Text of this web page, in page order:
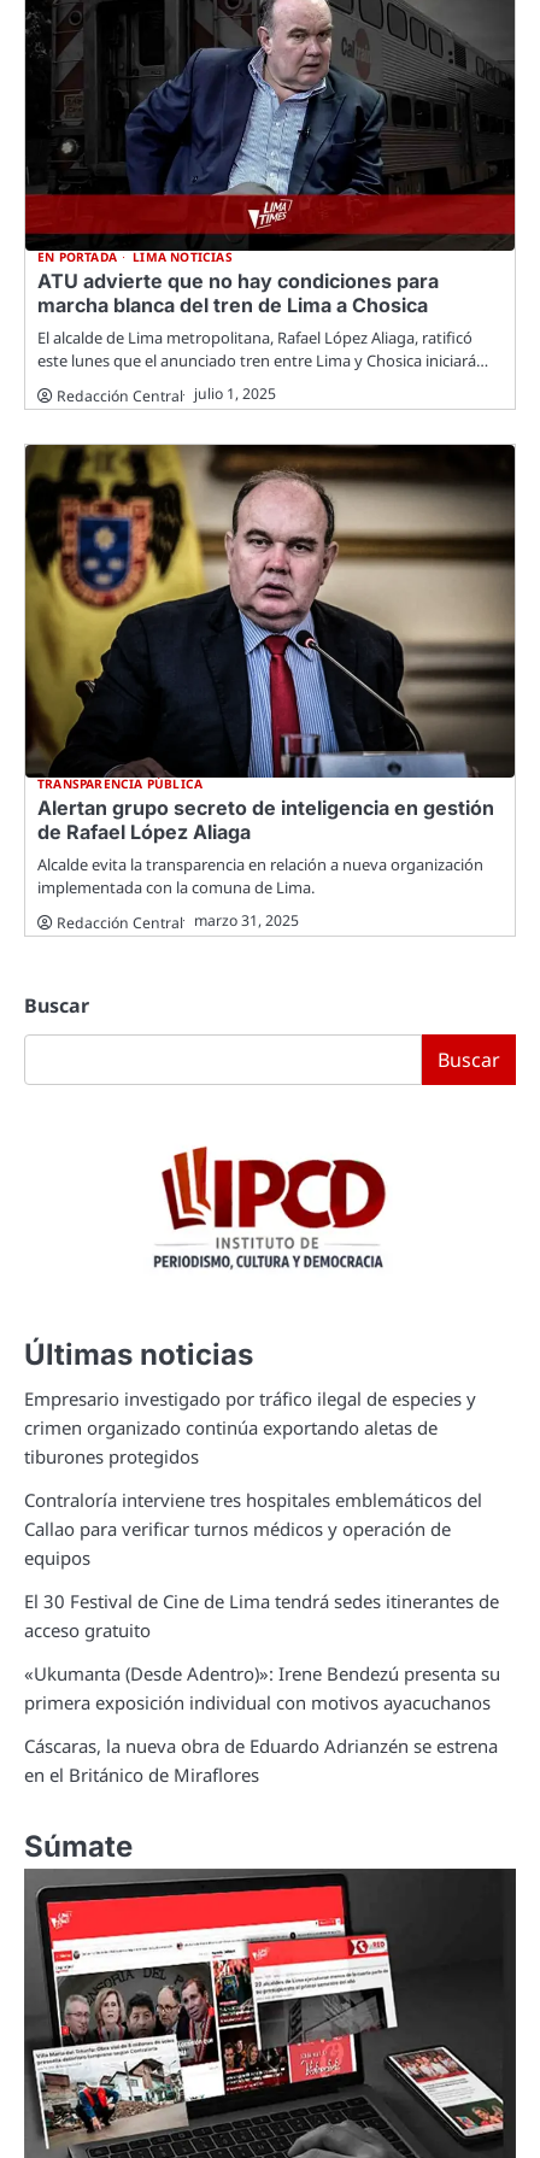
EN PORTADA LIMA NOTICIAS
ATU advierte que no hay condiciones para
marcha blanca del tren de Lima a Chosica
El alcalde de Lima metropolitana, Rafael López Aliaga, ratificó
este lunes que el anunciado tren entre Lima y Chosica iniciará…
Redacción Central julio 1, 2025
TRANSPARENCIA PÚBLICA
Alertan grupo secreto de inteligencia en gestión
de Rafael López Aliaga
Alcalde evita la transparencia en relación a nueva organización
implementada con la comuna de Lima.
Redacción Central marzo 31, 2025
Buscar
Buscar
Últimas noticias
Empresario investigado por tráfico ilegal de especies y
crimen organizado continúa exportando aletas de
tiburones protegidos
Contraloría interviene tres hospitales emblemáticos del
Callao para verificar turnos médicos y operación de
equipos
El 30 Festival de Cine de Lima tendrá sedes itinerantes de
acceso gratuito
«Ukumanta (Desde Adentro)»: Irene Bendezú presenta su
primera exposición individual con motivos ayacuchanos
Cáscaras, la nueva obra de Eduardo Adrianzén se estrena
en el Británico de Miraflores
Súmate